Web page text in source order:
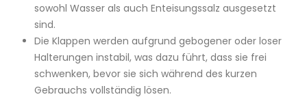
sowohl Wasser als auch Enteisungssalz ausgesetzt
sind.
Die Klappen werden aufgrund gebogener oder loser
Halterungen instabil, was dazu führt, dass sie frei
schwenken, bevor sie sich während des kurzen
Gebrauchs vollständig lösen.